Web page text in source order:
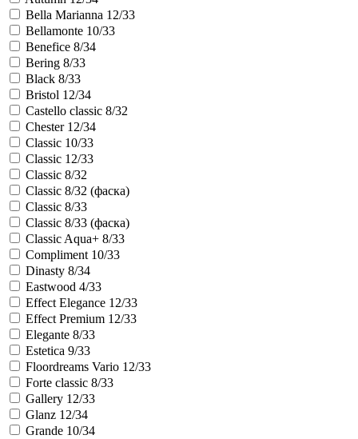
Bella Marianna 12/33
Bellamonte 10/33
Benefice 8/34
Bering 8/33
Black 8/33
Bristol 12/34
Castello classic 8/32
Chester 12/34
Classic 10/33
Classic 12/33
Classic 8/32
Classic 8/32 (фаска)
Classic 8/33
Classic 8/33 (фаска)
Classic Aqua+ 8/33
Compliment 10/33
Dinasty 8/34
Eastwood 4/33
Effect Elegance 12/33
Effect Premium 12/33
Elegante 8/33
Estetica 9/33
Floordreams Vario 12/33
Forte classic 8/33
Gallery 12/33
Glanz 12/34
Grande 10/34